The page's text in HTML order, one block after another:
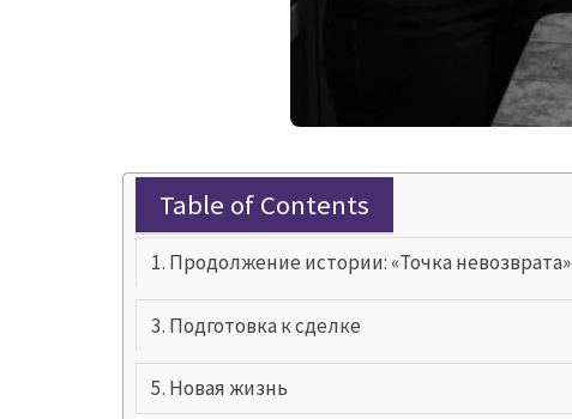
Table of Contents
Продолжение истории: «Точка невозврата»
Подготовка к сделке
Новая жизнь